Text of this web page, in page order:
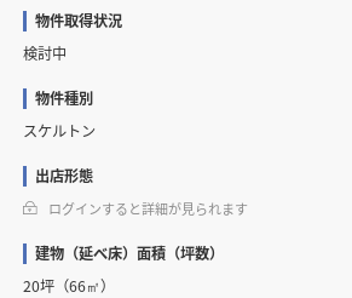
物件取得状況
検討中
物件種別
スケルトン
出店形態
ログインすると詳細が見られます
建物（延べ床）面積（坪数）
20坪（66㎡）